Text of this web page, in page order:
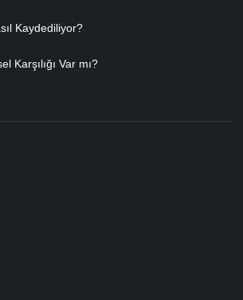
Kaydediliyor?
Karşılığı Var mı?